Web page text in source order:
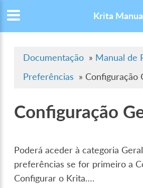
Krita
Documentação » Manual de
Preferências » Configuração
Configuração
Poderá aceder à categoria
preferências se for primeiro a
Configurar o Krita….